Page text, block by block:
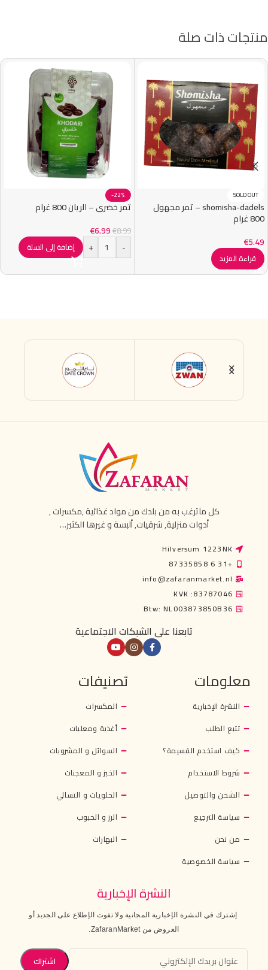
منتجات ذات صلة
SOLD OUT
shomisha-dadels – تمر مجهول
800 غرام
€5.49
قراءة المزيد
-22%
تمر خضري – الريان 800 غرام
€8.99
€6.99
-
+ إضافة إلى السلة
كل ماترغب به من بلدك من مواد غذائية ,مكسرات ,
أدوات منزلية, شرقيات, ألبسة و غيرها الكثير…
Hilversum 1223NK
+31 6 87335858
info@zafaranmarket.nl
KVK :83787046
Btw: NL003873850B36
تابعنا على الشبكات الاجتماعية
معلومات
النشرة الإخبارية
تتبع الطلب
كيف استخدم القسيمة؟
شروط الاستخدام
الشحن والتوصيل
سياسة الترجيع
من نحن
سياسة الخصوصية
تصنيفات
المكسرات
أغذية ومعلبات
السوائل و المشروبات
الخبز و المعجنات
الحلويات و التسالي
الرز و الحبوب
البهارات
النشرة الإخبارية
إشترك في النشرة الإخبارية المجانية ولا تفوت الإطلاع على الجديد أو
العروض من ZafaranMarket.